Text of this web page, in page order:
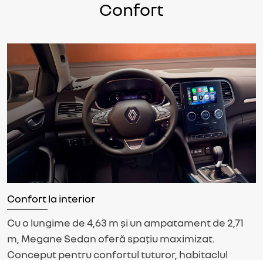
Confort
Confort la interior
Cu o lungime de 4,63 m și un ampatament de 2,71
m, Megane Sedan oferă spațiu maximizat.
Conceput pentru confortul tuturor, habitaclul